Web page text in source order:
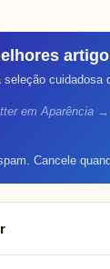
seleção cuidadosa
em Aparência
Cancele